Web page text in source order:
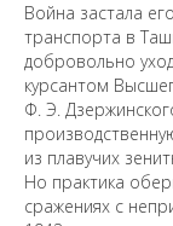
Война застала
транспорта в
добровольно
курсантом
Ф. Э.
из плавучих
Но практика
сражениях с